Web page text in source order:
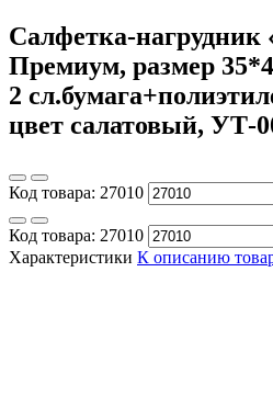
Салфетка-
Премиум, размер
2
цвет салатовый, УТ-
Код товара: 27010
Код товара: 27010
Характеристики К описанию